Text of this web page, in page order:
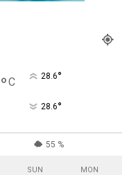
°C 28.6°
28.6°
55 %
SUN MON